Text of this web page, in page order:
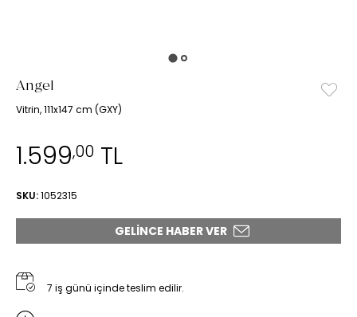
Angel
Vitrin, 111x147 cm (GXY)
1.599,00 TL
SKU:1052315
GELINCE HABER VER
7 iş günü içinde teslim edilir.